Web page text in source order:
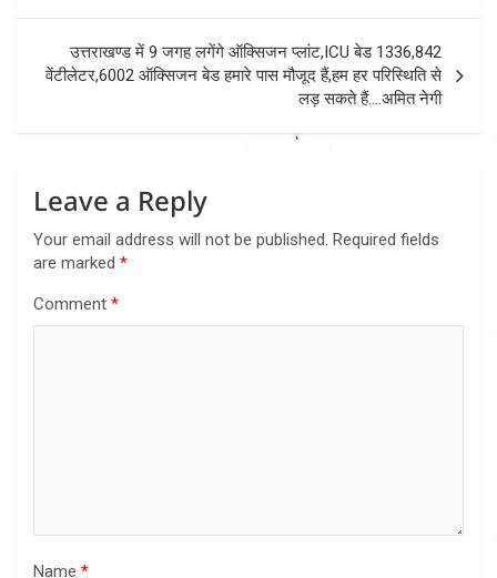
उत्तराखण्ड में 9 जगह लगेंगे ऑक्सिजन प्लांट,ICU बेड 1336,842
वेंटीलेटर,6002 ऑक्सिजन बेड हमारे पास मौजूद हैं,हम हर परिस्थिति से
लड़ सकते हैं….अमित नेगी
Leave a Reply
Your email address will not be published. Required fields
are marked *
Comment *
Name *